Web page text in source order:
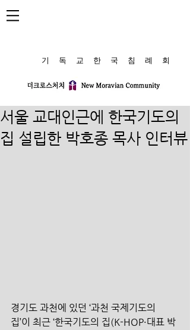
​기 독 교 한 국 침 례 회
서울 교대인근에 한국기도의
집 설립한 박호종 목사 인터뷰
경기도 과천에 있던 ‘과천 국제기도의
집’이 최근 ‘한국기도의 집(K-HOP·대표 박